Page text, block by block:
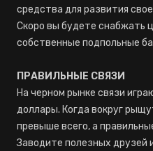
средства для развития
Скоро вы будете снабжать
собственные подпольные
ПРАВИЛЬНЫЕ СВЯЗИ
На черном рынке связи
доллары. Когда вокруг
превыше всего, а
Заводите полезных друзей